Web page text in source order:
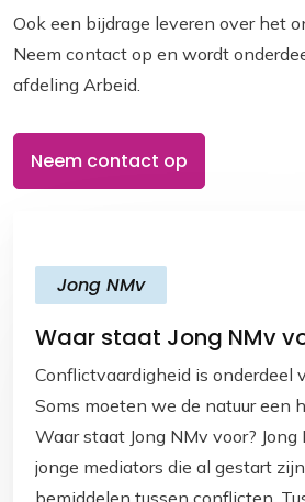
Ook een bijdrage leveren over het
Neem contact op en wordt
afdeling Arbeid.
Neem contact op
Jong NMv
Waar staat Jong NMv
Conflictvaardigheid is onderdeel
Soms moeten we de natuur een
Waar staat Jong NMv voor?
jonge mediators die al gestart
bemiddelen tussen conflicten.